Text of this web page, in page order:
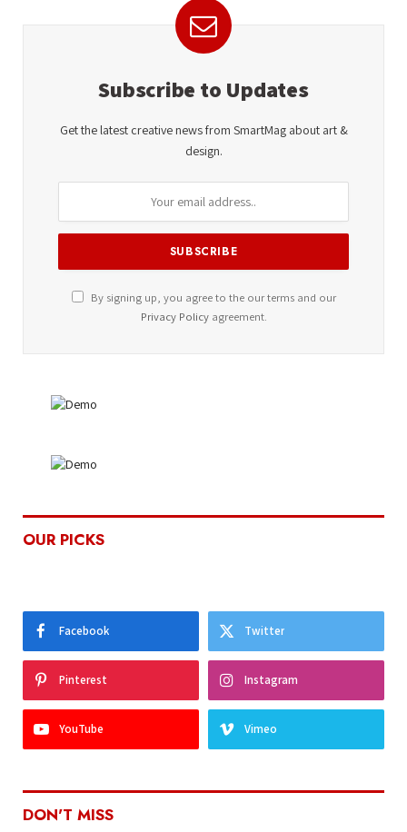
Subscribe to Updates
Get the latest creative news from SmartMag about art &
design.
By signing up, you agree to the our terms and our
Privacy Policyagreement.
OUR PICKS
Facebook Twitter
Pinterest Instagram
YouTube Vimeo
DON'T MISS